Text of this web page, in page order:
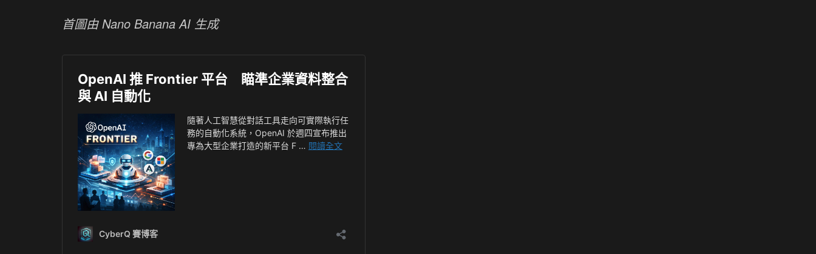
首圖由 Nano Banana AI 生成